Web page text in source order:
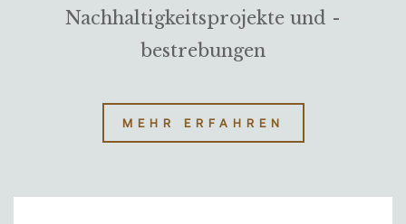
Nachhaltigkeitsprojekte und -
bestrebungen
MEHR ERFAHREN